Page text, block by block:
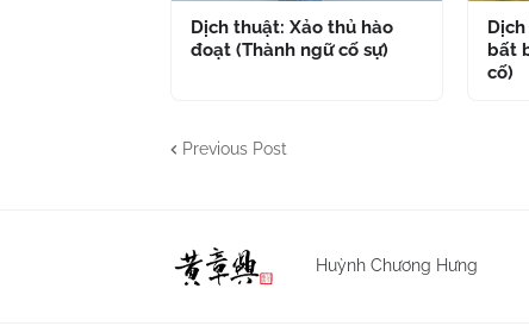
Dịch thuật: Xảo thủ hào
đoạt (Thành ngữ cố sự)
bất
cố)
Previous Post
Huỳnh Chương Hưng